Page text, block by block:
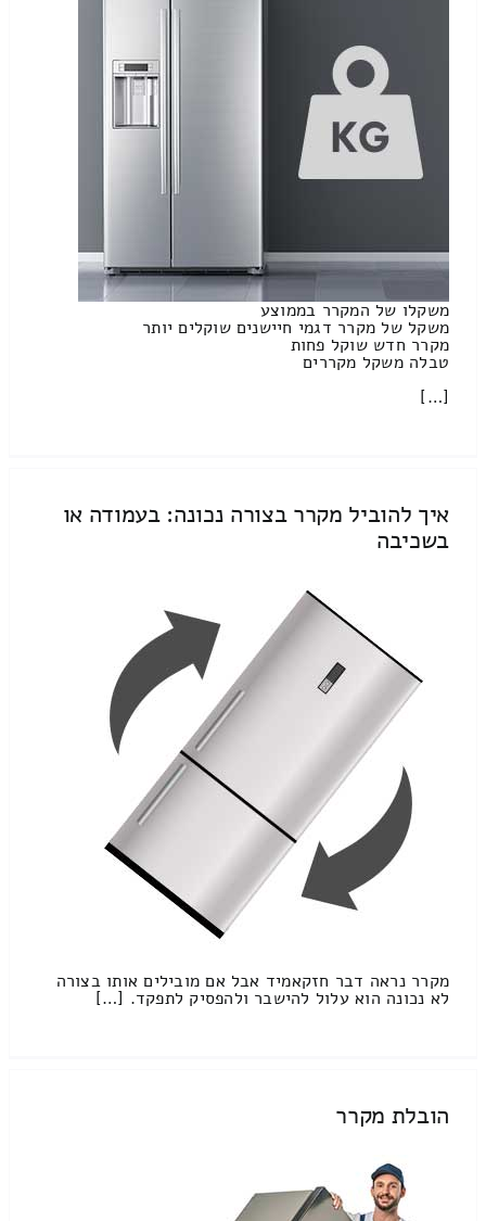
משקלו של המקרר בממוצע
משקל של מקרר דגמי חיישנים שוקלים יותר
מקרר חדש שוקל פחות
טבלה משקל מקררים
[…]
איך להוביל מקרר בצורה נכונה: בעמודה או
בשכיבה
מקרר נראה דבר חזקאמיד אבל אם מובילים אותו בצורה
לא נכונה הוא עלול להישבר ולהפסיק לתפקד. […]
הובלת מקרר